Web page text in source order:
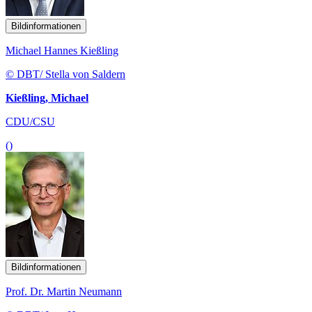
Bildinformationen
Michael Hannes Kießling
© DBT/ Stella von Saldern
Kießling, Michael
CDU/CSU
()
Bildinformationen
Prof. Dr. Martin Neumann